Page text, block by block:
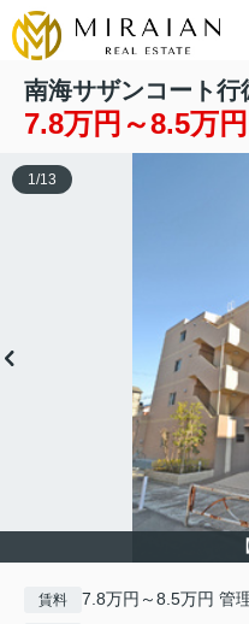
南海サザンコート行
7.8万円～8.5万円
1/13
賃料 7.8万円～8.5万円 管